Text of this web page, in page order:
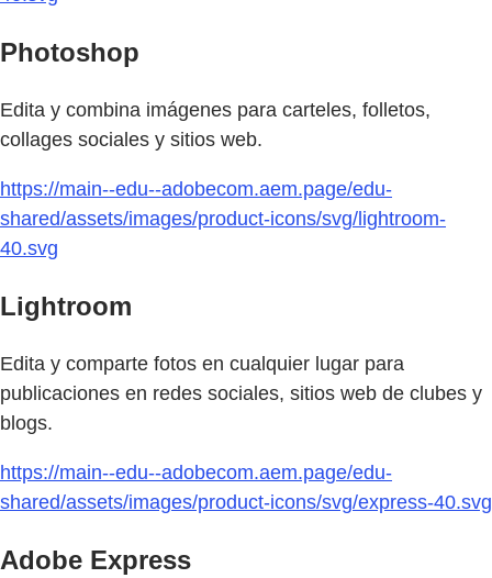
Photoshop
Edita y combina imágenes para carteles, folletos,
collages sociales y sitios web.
https://main--edu--adobecom.aem.page/edu-
shared/assets/images/product-icons/svg/lightroom-
40.svg
Lightroom
Edita y comparte fotos en cualquier lugar para
publicaciones en redes sociales, sitios web de clubes y
blogs.
https://main--edu--adobecom.aem.page/edu-
shared/assets/images/product-icons/svg/express-40.svg
Adobe Express